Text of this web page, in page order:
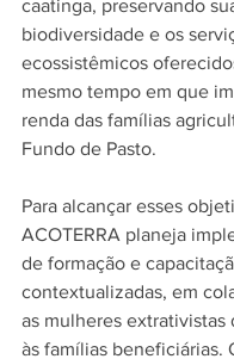
caatinga, preservando
biodiversidade e os
ecossistêmicos
mesmo tempo em que
renda das famílias
Fundo de Pasto.
Para alcançar esses
ACOTERRA planeja
de formação e
contextualizadas, em
as mulheres
às famílias beneficiárias.